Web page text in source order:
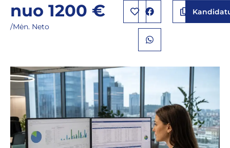
nuo 1200 €
/Mėn. Neto